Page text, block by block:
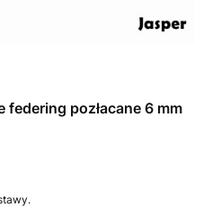
federing pozłacane 6 mm